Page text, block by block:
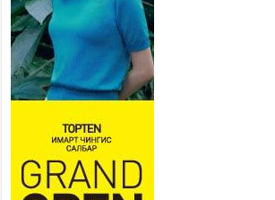
аас Монгол Улсад суугаа
Элчин сайд Шэнь
Миньжюанийг хүлээн авч
уулзав
2026 оны 7 сар 21 / 16 цаг 39 минут
БҮГД НАЙРАМДАХ ТАЖИКИСТАН УЛСТАЙ
ЭДИЙН ЗАСГИЙН ХАМТЫН АЖИЛЛАГААГ
ӨРГӨЖҮҮЛНЭ
2026 оны 7 сар 21 / 16 цаг 34 минут
26,992 суралцагч хотхоны бага сургуульд, 8100